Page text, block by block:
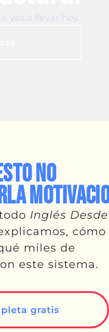
vas a llevar hoy.
no
Inglés Desde
cómo
miles de
este sistema.
gratis